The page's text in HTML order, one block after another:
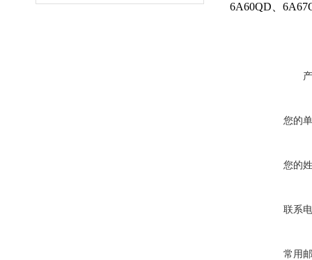
6A60QD、
您的
您的
联系
常用